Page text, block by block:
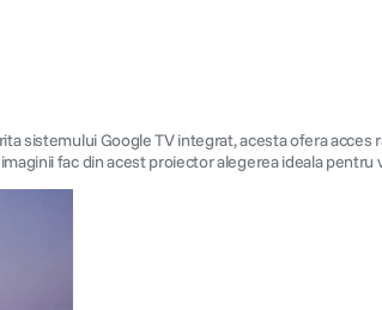
Google TV integrat, acesta ofera acces
fac din acest proiector alegerea ideala